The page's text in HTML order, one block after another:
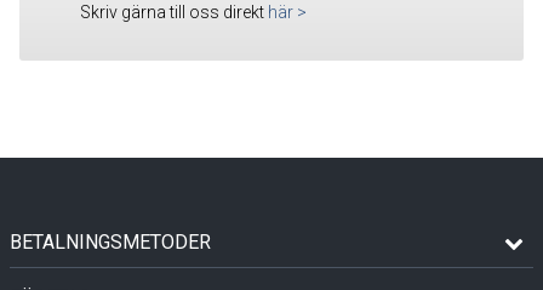
Skriv gärna till oss direkt här >
BETALNINGSMETODER